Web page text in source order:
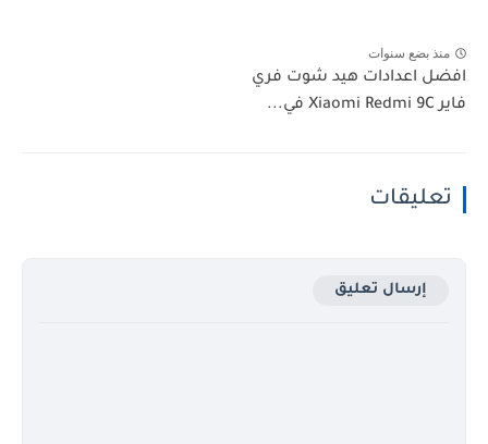
منذ بضع سنوات
افضل اعدادات هيد شوت فري
فاير Xiaomi Redmi 9C في...
تعليقات
إرسال تعليق